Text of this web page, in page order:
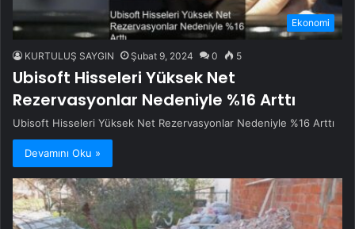
Ekonomi
KURTULUŞ SAYGIN Şubat 9, 2024 0 5
Ubisoft Hisseleri Yüksek Net
Rezervasyonlar Nedeniyle %16 Arttı
Ubisoft Hisseleri Yüksek Net Rezervasyonlar Nedeniyle %16 Arttı
Devamını Oku »